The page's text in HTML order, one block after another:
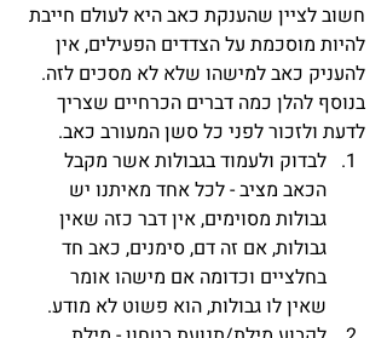
חשוב לציין שהענקת כאב היא לעולם חייבת
להיות מוסכמת על הצדדים הפעילים, אין
להעניק כאב למישהו שלא לא מסכים לזה.
בנוסף להלן כמה דברים הכרחיים שצריך
לדעת ולזכור לפני כל סשן המעורב כאב.
לבדוק ולעמוד בגבולות אשר מקבל
הכאב מציב - לכל אחד מאיתנו יש
גבולות מסוימים, אין דבר כזה שאין
גבולות, אם זה דם, סימנים, כאב חד
בחלציים וכדומה אם מישהו אומר
שאין לו גבולות, הוא פשוט לא מודע.